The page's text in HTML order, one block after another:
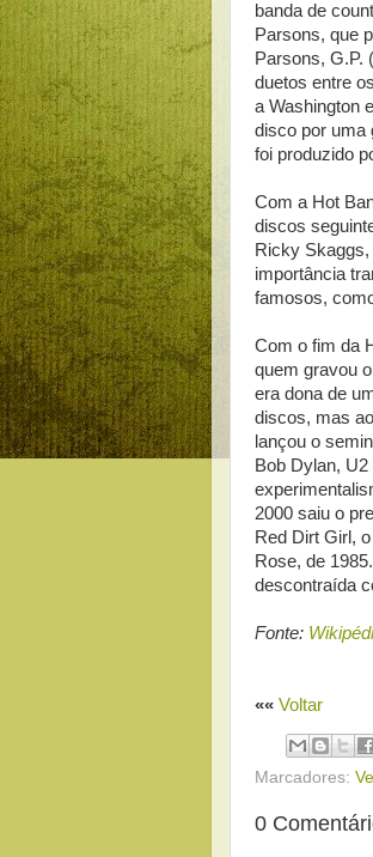
banda de
Parsons, que
Parsons, G.P.
duetos entre
a Washington
disco por uma
foi produzido
Com a Hot
discos
Ricky
importância
famosos,
Com o fim da
quem gravou
era dona de
discos, mas
lançou o
Bob Dylan,
2000 saiu o
Red Dirt Girl,
Rose, de
descontraída
Fonte:
«« Voltar
Marcadores:
0